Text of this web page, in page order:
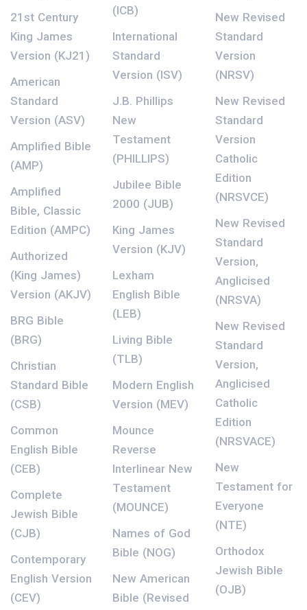
21st Century
King James
Version (KJ21)
American
Standard
Version (ASV)
Amplified Bible
(AMP)
Amplified
Bible, Classic
Edition (AMPC)
Authorized
(King James)
Version (AKJV)
BRG Bible
(BRG)
Christian
Standard Bible
(CSB)
Common
English Bible
(CEB)
Complete
Jewish Bible
(CJB)
Contemporary
English Version
(CEV)
(ICB)
International
Standard
Version (ISV)
J.B. Phillips
New
Testament
(PHILLIPS)
Jubilee Bible
2000 (JUB)
King James
Version (KJV)
Lexham
English Bible
(LEB)
Living Bible
(TLB)
Modern English
Version (MEV)
Mounce
Reverse
Interlinear New
Testament
(MOUNCE)
Names of God
Bible (NOG)
New American
Bible (Revised
New Revised
Standard
Version
(NRSV)
New Revised
Standard
Version
Catholic
Edition
(NRSVCE)
New Revised
Standard
Version,
Anglicised
(NRSVA)
New Revised
Standard
Version,
Anglicised
Catholic
Edition
(NRSVACE)
New
Testament for
Everyone
(NTE)
Orthodox
Jewish Bible
(OJB)